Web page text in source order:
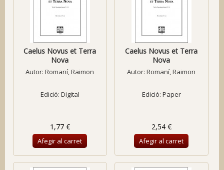
Caelus Novus et Terra
Nova
Autor:Romaní, Raimon
Edició: Digital
1,77 €
Afegir al carret
Caelus Novus et Terra
Nova
Autor:Romaní, Raimon
Edició: Paper
2,54 €
Afegir al carret